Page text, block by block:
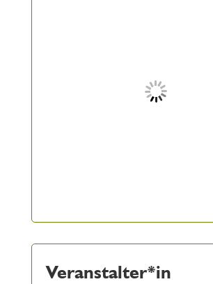
Veranstalter*in